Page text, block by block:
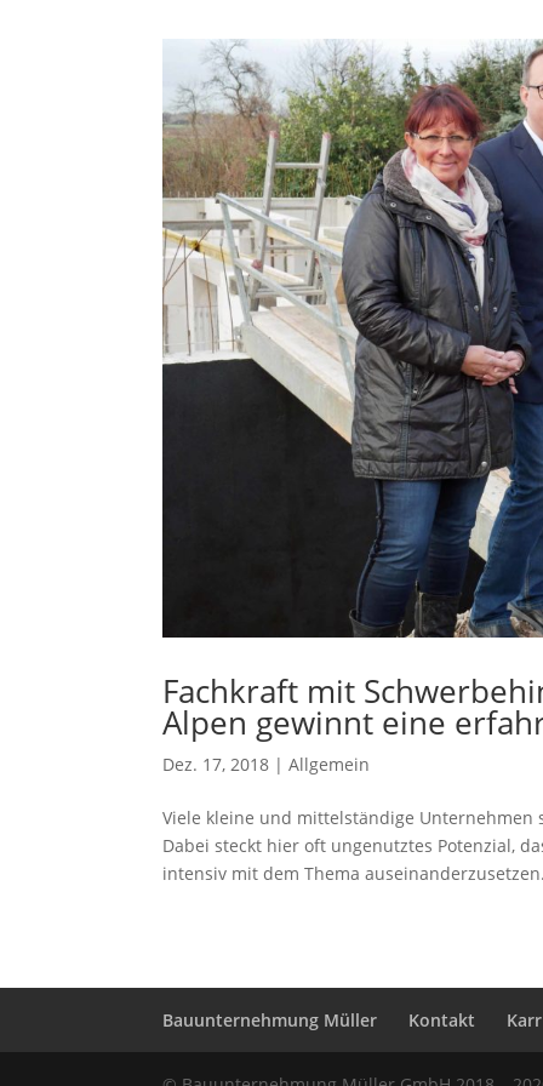
Fachkraft mit
Alpen gewinnt eine
Dez. 17, 2018 |Allgemein
Viele kleine und mittelständige
Dabei steckt hier oft ungenutztes Potenzial,
intensiv mit dem Thema
Bauunternehmung Müller Kontakt